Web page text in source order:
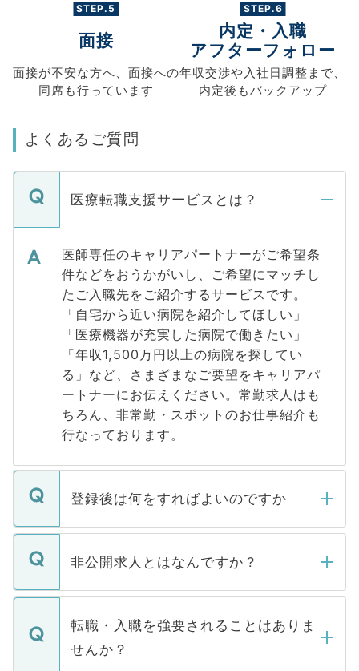
STEP.5
面接
面接が不安な方へ、 面接への
同席も行っています
STEP.6
内定・入職
アフターフォロー
年収交渉や入社日調整まで、
内定後もバックアップ
よくあるご質問
医療転職支援サービスとは？
医師専任のキャリアパートナーがご希望条
件などをおうかがいし、ご希望にマッチし
たご入職先をご紹介するサービスです。
「自宅から近い病院を紹介してほしい」
「医療機器が充実した病院で働きたい」
「年収1,500万円以上の病院を探してい
る」など、さまざまなご要望をキャリアパ
ートナーにお伝えください。常勤求人はも
ちろん、非常勤・スポットのお仕事紹介も
行なっております。
登録後は何をすればよいのですか
ご登録いただきましたら、弊社担当者がご
登録内容を確認し、その後メールもしくは
ます。通常、5営業日以内にはご連絡をせて
いただきますので、しばらくお待ちくださ
非公開求人とはなんですか？
マイナビDOCTORで取り扱っている求人の
うち約3割は、Webサイトからご覧いただ
けない「非公開求人」です。非公開求人は
下記の理由によって、一般には公開してい
転職・入職を強要されることはありま
せんか？